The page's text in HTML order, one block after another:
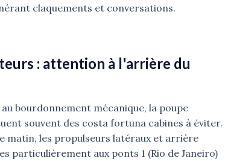
claquements et conversations.
: attention à l'arrière du
bourdonnement mécanique, la poupe
souvent des costa fortuna cabines à éviter.
matin, les propulseurs latéraux et arrière
particulièrement aux ponts 1 (Rio de Janeiro)